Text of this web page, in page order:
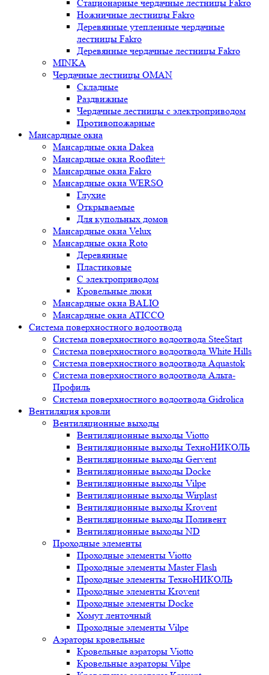
Стационарные чердачные лестницы Fakro
Ножничные лестницы Fakro
Деревянные утепленные чердачные
лестницы Fakro
Деревянные чердачные лестницы Fakro
MINKA
Чердачные лестницы OMAN
Складные
Раздвижные
Чердачные лестницы с электроприводом
Противопожарные
Мансардные окна
Мансардные окна Dakea
Мансардные окна Rooflite+
Мансардные окна Fakro
Мансардные окна WERSO
Глухие
Открываемые
Для купольных домов
Мансардные окна Velux
Мансардные окна Roto
Деревянные
Пластиковые
С электроприводом
Кровельные люки
Мансардные окна BALIO
Мансардные окна ATICCO
Система поверхностного водоотвода
Система поверхностного водоотвода SteeStart
Система поверхностного водоотвода White Hills
Система поверхностного водоотвода Aquastok
Система поверхностного водоотвода Альта-
Профиль
Система поверхностного водоотвода Gidrolica
Вентиляция кровли
Вентиляционные выходы
Вентиляционные выходы Viotto
Вентиляционные выходы ТехноНИКОЛЬ
Вентиляционные выходы Gervent
Вентиляционные выходы Docke
Вентиляционные выходы Vilpe
Вентиляционные выходы Wirplast
Вентиляционные выходы Krovent
Вентиляционные выходы Поливент
Вентиляционные выходы ND
Проходные элементы
Проходные элементы Viotto
Проходные элементы Master Flash
Проходные элементы ТехноНИКОЛЬ
Проходные элементы Krovent
Проходные элементы Docke
Хомут ленточный
Проходные элементы Vilpe
Аэраторы кровельные
Кровельные аэраторы Viotto
Кровельные аэраторы Vilpe